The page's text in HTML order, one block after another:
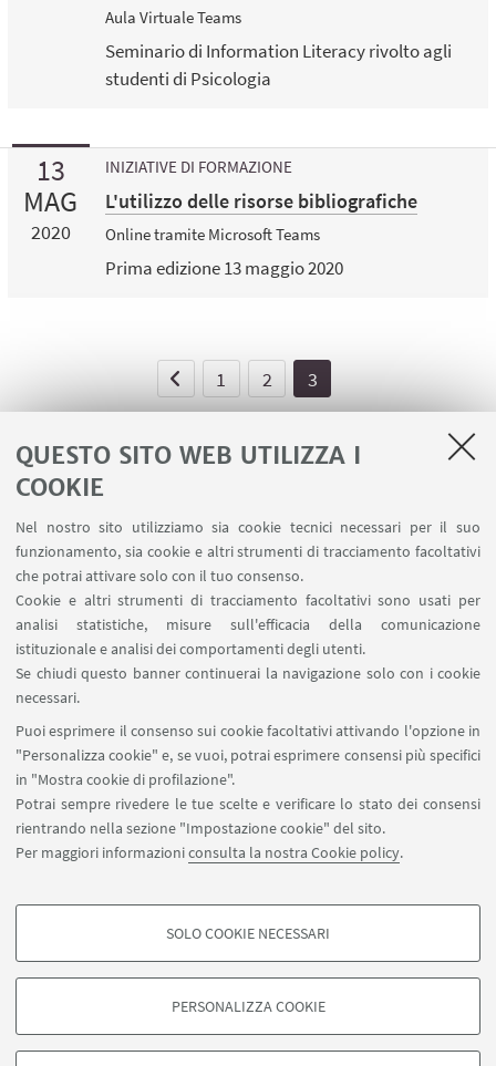
QUESTO SITO WEB UTILIZZA I
COOKIE
Nel nostro sito utilizziamo sia cookie tecnici necessari per il suo
funzionamento, sia cookie e altri strumenti di tracciamento facoltativi
che potrai attivare solo con il tuo consenso.
Cookie e altri strumenti di tracciamento facoltativi sono usati per
analisi statistiche, misure sull'efficacia della comunicazione
istituzionale e analisi dei comportamenti degli utenti.
Se chiudi questo banner continuerai la navigazione solo con i cookie
necessari.
Puoi esprimere il consenso sui cookie facoltativi attivando l'opzione in
"Personalizza cookie" e, se vuoi, potrai esprimere consensi più specifici
in "Mostra cookie di profilazione".
Potrai sempre rivedere le tue scelte e verificare lo stato dei consensi
rientrando nella sezione "Impostazione cookie" del sito.
Per maggiori informazioniconsulta la nostra Cookie policy.
COOKIE DI PROFILAZIONE - FACOLTATIVI
degli utenti, creare profili in base al loro comportamento sul sito, per analisi
di marketing.
SOLO COOKIE NECESSARI
PERSONALIZZA COOKIE
Aula Virtuale Teams
Seminario di Information Literacy rivolto agli
studenti di Psicologia
13
MAG
2020
INIZIATIVE DI FORMAZIONE
L'utilizzo delle risorse bibliografiche
Online tramite Microsoft Teams
Prima edizione 13 maggio 2020
1 2 3
Area riservata - Spazi virtuali
Contatti
SEGUI IL DIPARTIMENTO SU:
SEGUI UNIBO SU:
APP:
©Copyright 2026 - ALMA MATER STUDIORUM - Università di
Bologna - Via Zamboni, 33 - 40126 Bologna - PI: 01131710376 - CF:
80007010376
Privacy
Note legali Informazioni sul sito e accessibilità